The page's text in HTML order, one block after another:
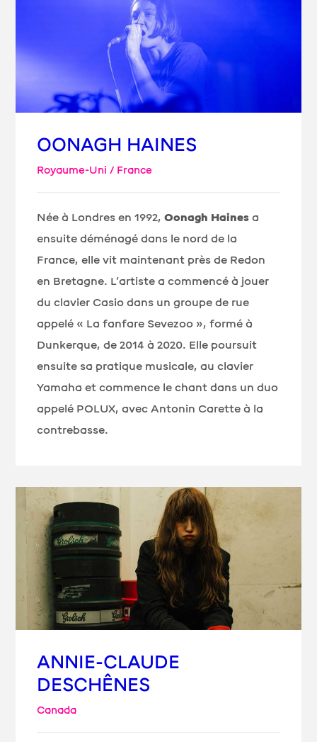
OONAGH HAINES
Royaume-Uni / France
Née à Londres en 1992,Oonagh Haines a
ensuite déménagé dans le nord de la
France, elle vit maintenant près de Redon
en Bretagne. L’artiste a commencé à jouer
du clavier Casio dans un groupe de rue
appelé « La fanfare Sevezoo », formé à
Dunkerque, de 2014 à 2020. Elle poursuit
ensuite sa pratique musicale, au clavier
Yamaha et commence le chant dans un duo
appelé POLUX, avec Antonin Carette à la
contrebasse.
ANNIE-CLAUDE
DESCHÊNES
Canada